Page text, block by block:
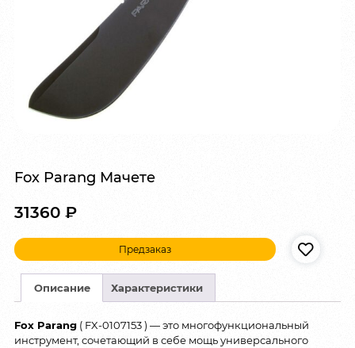
Fox Parang Мачете
31360 ₽
Предзаказ
Описание Характеристики
Fox Parang ( FX-0107153 ) — это многофункциональный
инструмент, сочетающий в себе мощь универсального